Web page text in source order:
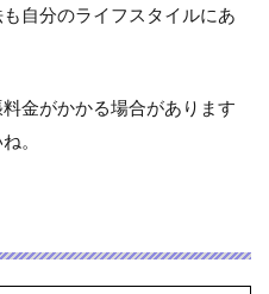
自分のライフスタイルにあ
金がかかる場合があります
。